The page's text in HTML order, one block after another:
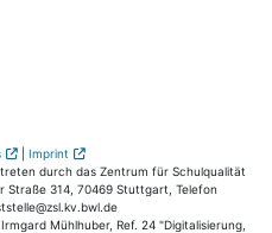
| Imprint
durch das Zentrum für Schulqualität
Straße 314, 70469 Stuttgart, Telefon
Mühlhuber, Ref. 24 "Digitalisierung,